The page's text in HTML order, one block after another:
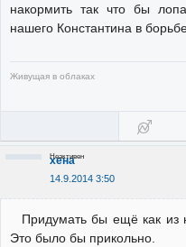
накормить так что бы
нашего Константина в
Живущая в облаках
хена
14.9.2014 3:50
Неактивен
Придумать бы ещё как из
Это было бы прикольно.